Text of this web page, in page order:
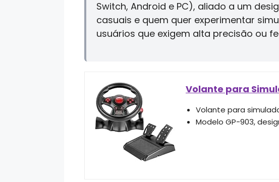
Switch, Android e PC), aliado a um
casuais e quem quer experimentar
usuários que exigem alta precisão ou
Volante para
Volante para
Modelo GP-903,